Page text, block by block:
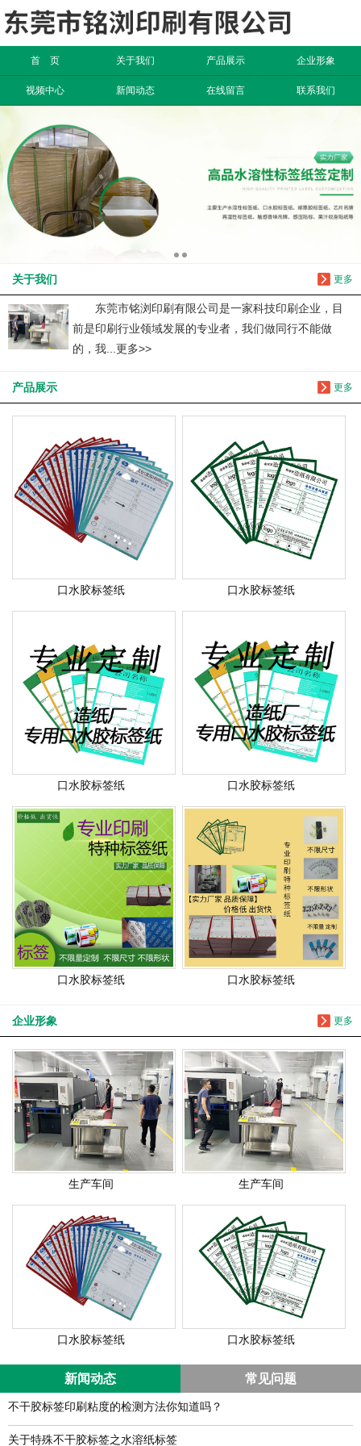
首 页 关于我们 产品展示 企业形象
视频中心 新闻动态 在线留言 联系我们
更多
关于我们
东莞市铭浏印刷有限公司是一家科技印刷企业，目
前是印刷行业领域发展的专业者，我们做同行不能做
的，我...更多>>
更多
产品展示
口水胶标签纸 口水胶标签纸
口水胶标签纸 口水胶标签纸
口水胶标签纸 口水胶标签纸
更多
企业形象
生产车间 生产车间
口水胶标签纸 口水胶标签纸
新闻动态 常见问题
不干胶标签印刷粘度的检测方法你知道吗？
关于特殊不干胶标签之水溶纸标签
搜索